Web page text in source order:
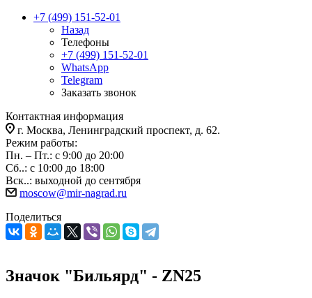
+7 (499) 151-52-01
Назад
Телефоны
+7 (499) 151-52-01
WhatsApp
Telegram
Заказать звонок
Контактная информация
г. Москва, Ленинградский проспект, д. 62.
Режим работы:
Пн. – Пт.: с 9:00 до 20:00
Сб..: с 10:00 до 18:00
Вск..: выходной до сентября
moscow@mir-nagrad.ru
Поделиться
Значок "Бильярд" - ZN25